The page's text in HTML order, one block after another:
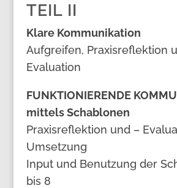
TEIL II
Klare Kommunikation
Aufgreifen, Praxisreflektion
Evaluation
FUNKTIONIERENDE
mittels Schablonen
Praxisreflektion und –
Umsetzung
Input und Benutzung der
bis 8